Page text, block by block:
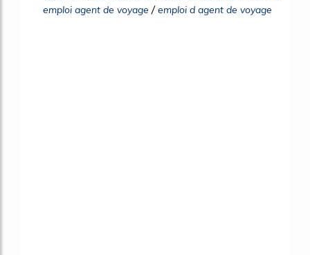
emploi agent de voyage /emploi d agent de voyage